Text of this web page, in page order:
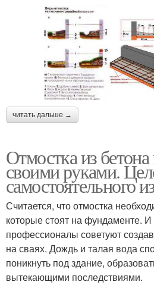
читать дальше →
Отмостка из
своими руками.
самостоятельного
Считается, что отмостка
которые стоят на фундаменте.
профессионалы советуют
на сваях. Дождь и талая вода
поникнуть под здание,
вытекающими последствиями.